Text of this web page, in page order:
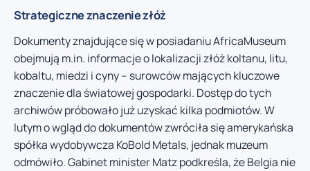
Strategiczne znaczenie złóż
Dokumenty znajdujące się w posiadaniu AfricaMuseum
obejmują m.in. informacje o lokalizacji złóż koltanu, litu,
kobaltu, miedzi i cyny – surowców mających kluczowe
znaczenie dla światowej gospodarki. Dostęp do tych
archiwów próbowało już uzyskać kilka podmiotów. W
lutym o wgląd do dokumentów zwróciła się amerykańska
spółka wydobywcza KoBold Metals, jednak muzeum
odmówiło. Gabinet minister Matz podkreśla, że Belgia nie